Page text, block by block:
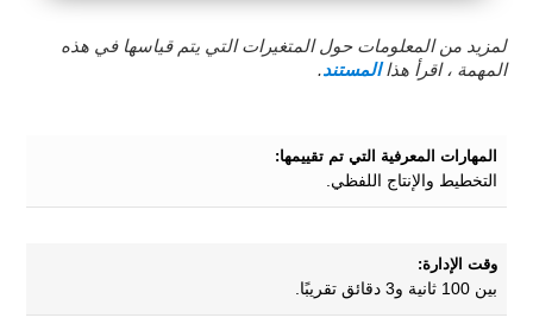
لمزيد من المعلومات حول المتغيرات التي يتم قياسها في هذه
المهمة ، اقرأ هذاالمستند.
المهارات المعرفية التي تم تقييمها:
التخطيط والإنتاج اللفظي.
وقت الإدارة:
بين 100 ثانية و3 دقائق تقريبًا.